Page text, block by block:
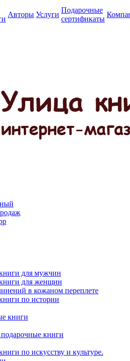
Авторы Услуги
Подарочные
сертификаты
для мужчин
для женщин
в кожаном переплете
по истории
книги
книги
по искусству и культуре.